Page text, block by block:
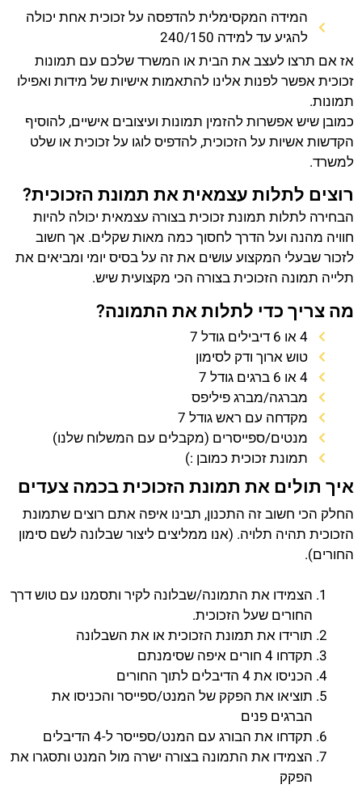
המידה המקסימלית להדפסה על זכוכית אחת יכולה
להגיע עד למידה 240/150
אז אם תרצו לעצב את הבית או המשרד שלכם עם תמונות
זכוכית אפשר לפנות אלינו להתאמות אישיות של מידות ואפילו
תמונות.
כמובן שיש אפשרות להזמין תמונות ועיצובים אישיים, להוסיף
הקדשות אשיות על הזכוכית, להדפיס לוגו על זכוכית או שלט
למשרד.
רוצים לתלות עצמאית את תמונת הזכוכית?
הבחירה לתלות תמונת זכוכית בצורה עצמאית יכולה להיות
חוויה מהנה ועל הדרך לחסוך כמה מאות שקלים. אך חשוב
לזכור שבעלי המקצוע עושים את זה על בסיס יומי ומביאים את
תלייה תמונה הזכוכית בצורה הכי מקצועית שיש.
מה צריך כדי לתלות את התמונה?
4 או 6 דיבילים גודל 7
טוש ארוך ודק לסימון
4 או 6 ברגים גודל 7
מברגה/מברג פיליפס
מקדחה עם ראש גודל 7
מנטים/ספייסרים (מקבלים עם המשלוח שלנו)
תמונת זכוכית כמובן :)
איך תולים את תמונת הזכוכית בכמה צעדים
החלק הכי חשוב זה התכנון, תבינו איפה אתם רוצים שתמונת
הזכוכית תהיה תלויה. (אנו ממליצים ליצור שבלונה לשם סימון
החורים).
הצמידו את התמונה/שבלונה לקיר ותסמנו עם טוש דרך
החורים שעל הזכוכית.
תורידו את תמונת הזכוכית או את השבלונה
תקדחו 4 חורים איפה שסימנתם
הכניסו את 4 הדיבלים לתוך החורים
תוציאו את הפקק של המנט/ספייסר והכניסו את
הברגים פנים
תקדחו את הבורג עם המנט/ספייסר ל-4 הדיבלים
הצמידו את התמונה בצורה ישרה מול המנט ותסגרו את
הפקק